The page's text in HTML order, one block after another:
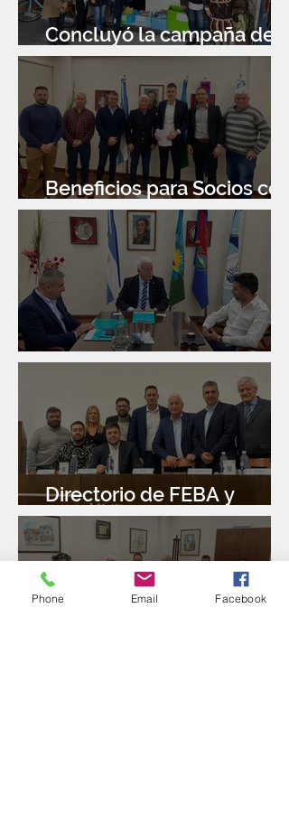
Concluyó la campaña de
donación de libros
Beneficios para Socios con
Banco Santander
Reunión con Sur Finanzas
Directorio de FEBA y
Congreso de Industria 4.0
Phone Email Facebook